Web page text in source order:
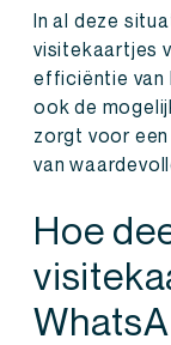
In al deze
visitekaartjes
efficiëntie van
ook de
zorgt voor
van
Hoe